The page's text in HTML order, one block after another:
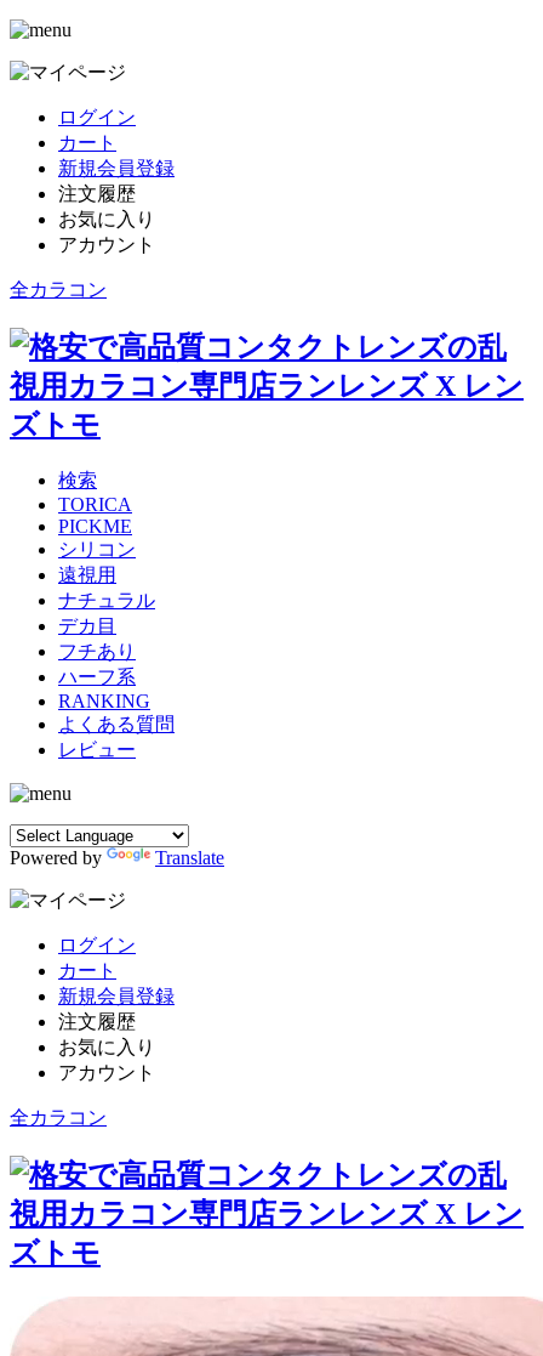
ログイン
カート
新規会員登録
注文履歴
お気に入り
アカウント
全カラコン
検索
TORICA
PICKME
シリコン
遠視用
ナチュラル
デカ目
フチあり
ハーフ系
RANKING
よくある質問
レビュー
Powered by Translate
ログイン
カート
新規会員登録
注文履歴
お気に入り
アカウント
全カラコン